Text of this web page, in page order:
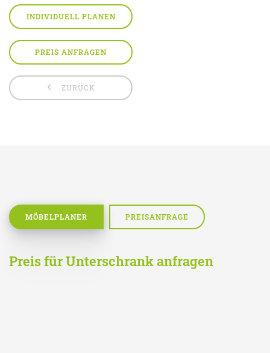
INDIVIDUELL PLANEN
PREIS ANFRAGEN
ZURÜCK
MÖBELPLANER PREISANFRAGE
Preis für Unterschrank anfragen